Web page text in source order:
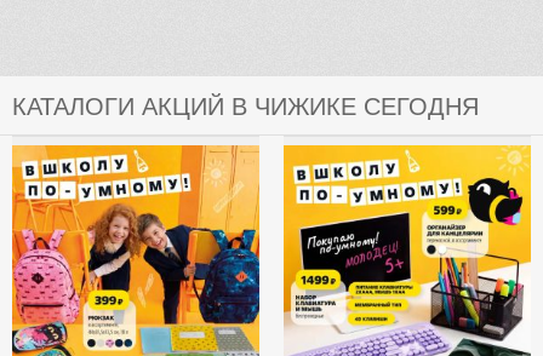
КАТАЛОГИ АКЦИЙ В ЧИЖИКЕ СЕГОДНЯ